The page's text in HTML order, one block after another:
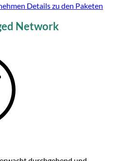
Details zu den Paketen
Network